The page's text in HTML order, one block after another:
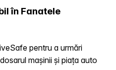
în Fanatele
pentru a urmări
mașinii și piața auto